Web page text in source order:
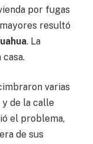
por fugas
resultó
. La
varias
de la calle
el problema,
de sus